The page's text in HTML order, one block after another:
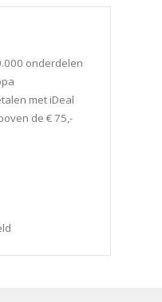
onderdelen
met iDeal
de € 75,-